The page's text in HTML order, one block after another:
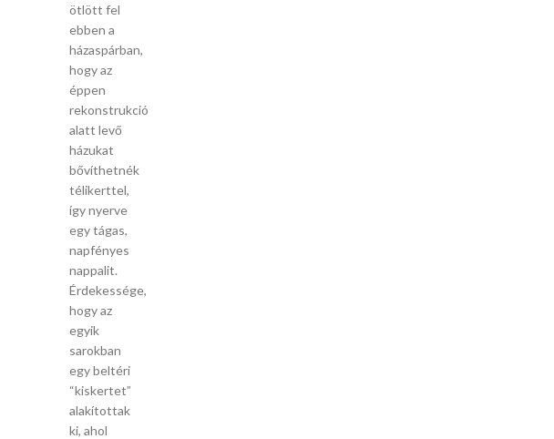
ötlött fel
ebben a
házaspárban,
hogy az
éppen
rekonstrukció
alatt levő
házukat
bővíthetnék
télikerttel,
így nyerve
egy tágas,
napfényes
nappalit.
Érdekessége,
hogy az
egyik
sarokban
egy beltéri
“kiskertet”
alakítottak
ki, ahol